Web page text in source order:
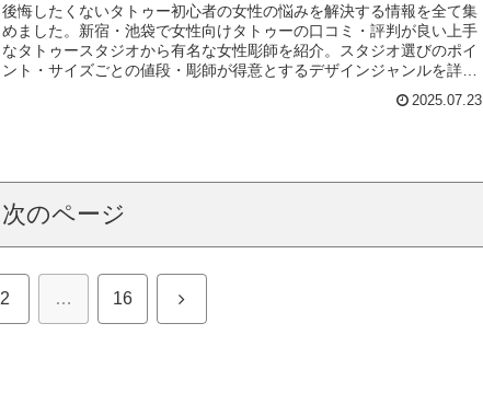
後悔したくないタトゥー初心者の女性の悩みを解決する情報を全て集
めました。新宿・池袋で女性向けタトゥーの口コミ・評判が良い上手
なタトゥースタジオから有名な女性彫師を紹介。スタジオ選びのポイ
ント・サイズごとの値段・彫師が得意とするデザインジャンルを詳し
宿・池袋で理想の女性向けタトゥースタジオを見つけてください。
2025.07.23
次のページ
2 … 16 次